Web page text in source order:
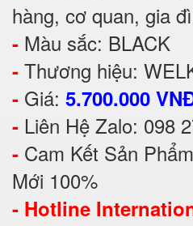
hàng, cơ quan, gia
- Màu sắc: BLACK
- Thương hiệu:
- Giá: 5.700.000
- Liên Hệ Zalo: 098
- Cam Kết Sản
Mới 100%
- Hotline